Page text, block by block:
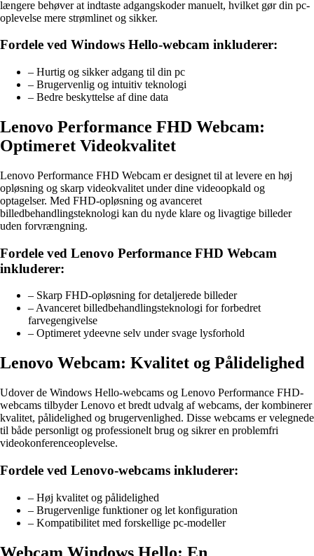
længere behøver at indtaste adgangskoder manuelt, hvilket gør din pc-
oplevelse mere strømlinet og sikker.
Fordele ved Windows Hello-webcam inkluderer:
– Hurtig og sikker adgang til din pc
– Brugervenlig og intuitiv teknologi
– Bedre beskyttelse af dine data
Lenovo Performance FHD Webcam:
Optimeret Videokvalitet
Lenovo Performance FHD Webcam er designet til at levere en høj
opløsning og skarp videokvalitet under dine videoopkald og
optagelser. Med FHD-opløsning og avanceret
billedbehandlingsteknologi kan du nyde klare og livagtige billeder
uden forvrængning.
Fordele ved Lenovo Performance FHD Webcam
inkluderer:
– Skarp FHD-opløsning for detaljerede billeder
– Avanceret billedbehandlingsteknologi for forbedret
farvegengivelse
– Optimeret ydeevne selv under svage lysforhold
Lenovo Webcam: Kvalitet og Pålidelighed
Udover de Windows Hello-webcams og Lenovo Performance FHD-
webcams tilbyder Lenovo et bredt udvalg af webcams, der kombinerer
kvalitet, pålidelighed og brugervenlighed. Disse webcams er velegnede
til både personligt og professionelt brug og sikrer en problemfri
videokonferenceoplevelse.
Fordele ved Lenovo-webcams inkluderer:
– Høj kvalitet og pålidelighed
– Brugervenlige funktioner og let konfiguration
– Kompatibilitet med forskellige pc-modeller
Webcam Windows Hello: En